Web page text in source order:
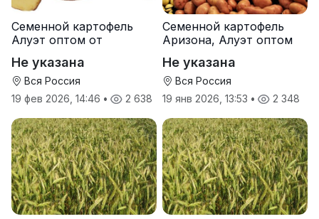
Семенной картофель
Алуэт оптом от
Не указана
Вся Россия
19 фев 2026, 14:46 • 2 638
Семенной картофель
Аризона, Алуэт оптом
Не указана
Вся Россия
19 янв 2026, 13:53 • 2 348